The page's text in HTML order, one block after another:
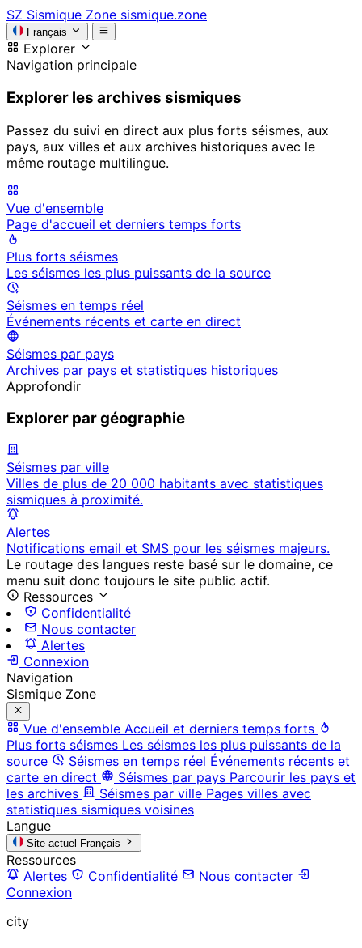
SZ Sismique Zone sismique.zone
Français
Explorer
Navigation principale
Explorer les archives sismiques
Passez du suivi en direct aux plus forts séismes, aux
pays, aux villes et aux archives historiques avec le
même routage multilingue.
Vue d'ensemble
Page d'accueil et derniers temps forts
Plus forts séismes
Les séismes les plus puissants de la source
Séismes en temps réel
Événements récents et carte en direct
Séismes par pays
Archives par pays et statistiques historiques
Approfondir
Explorer par géographie
Séismes par ville
Villes de plus de 20 000 habitants avec statistiques
sismiques à proximité.
Alertes
Notifications email et SMS pour les séismes majeurs.
Le routage des langues reste basé sur le domaine, ce
menu suit donc toujours le site public actif.
Ressources
Confidentialité
Nous contacter
Alertes
Connexion
Navigation
Sismique Zone
Vue d'ensemble Accueil et derniers temps forts
Plus forts séismes Les séismes les plus puissants de la
source
Séismes en temps réel Événements récents et
carte en direct
Séismes par pays Parcourir les pays et
les archives
Séismes par ville Pages villes avec
statistiques sismiques voisines
Langue
Site actuel Français
Ressources
Alertes
Confidentialité
Nous contacter
Connexion
city